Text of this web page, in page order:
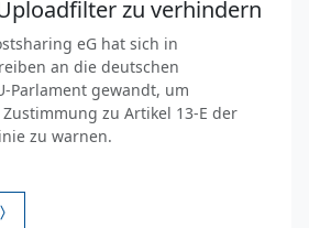
zu verhindern
eG hat sich in
an die deutschen
Parlament gewandt, um
zu Artikel 13-E der
zu warnen.